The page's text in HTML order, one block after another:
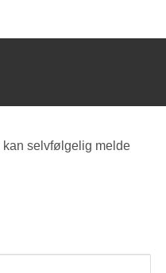
kan selvfølgelig melde